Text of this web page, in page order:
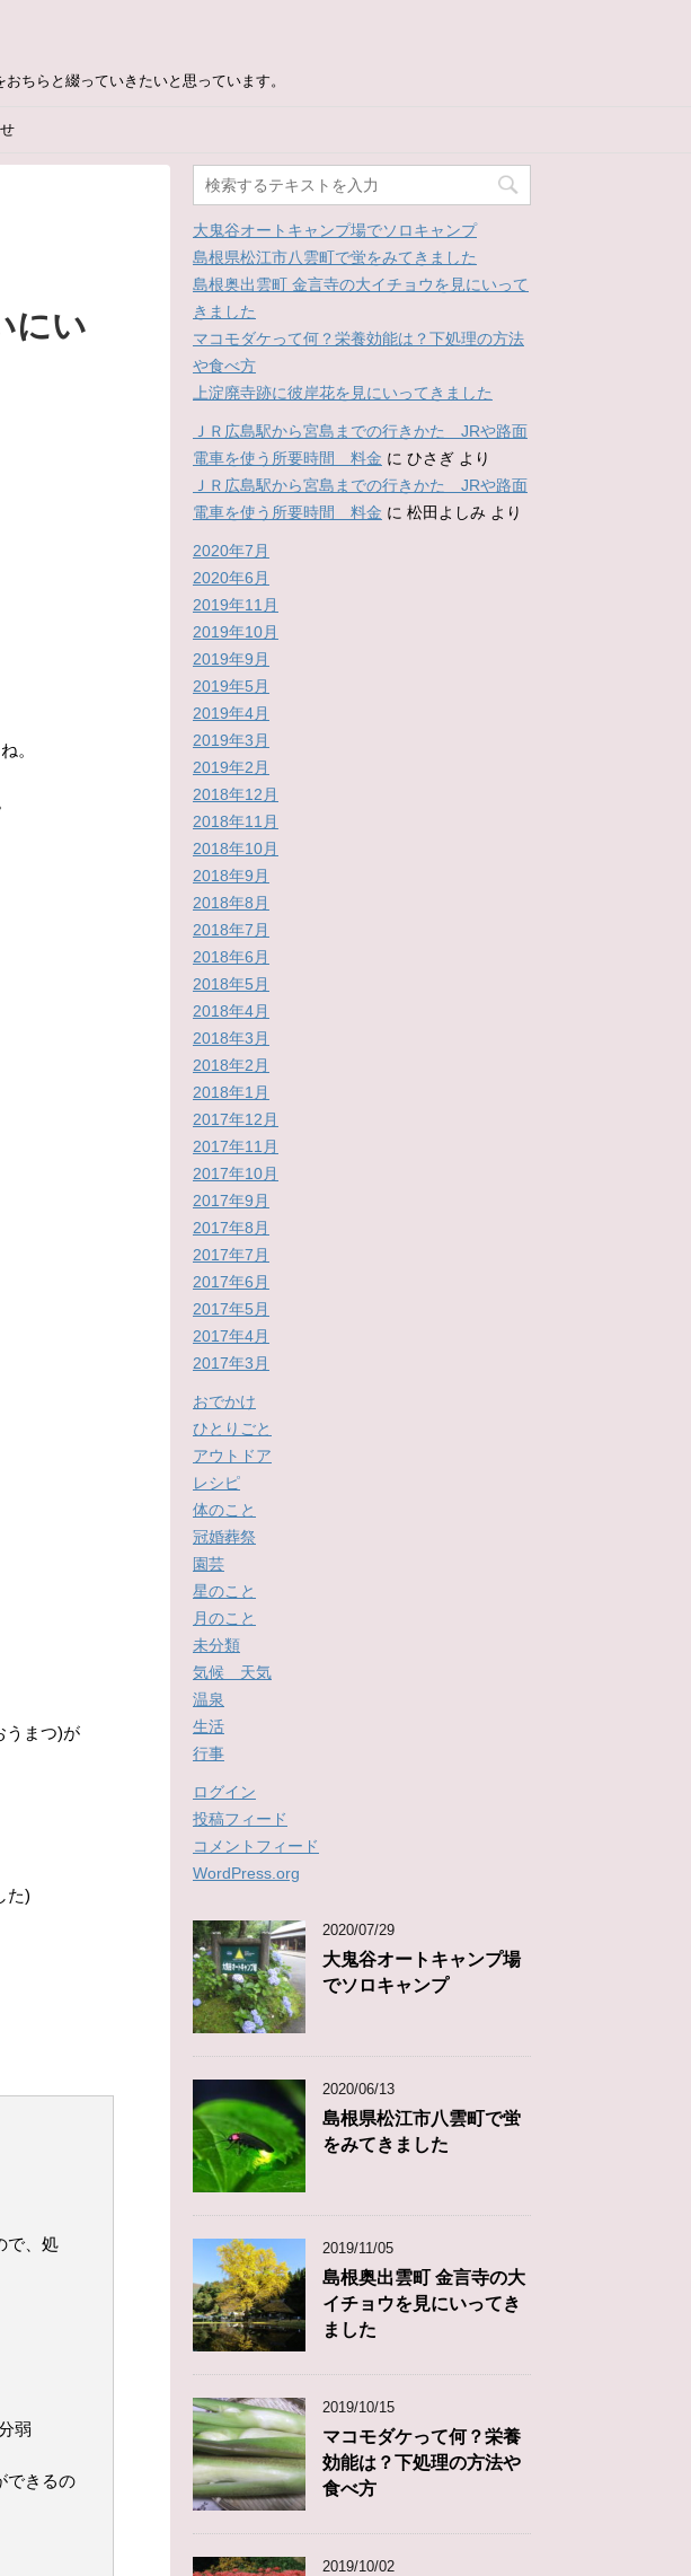
ちらと綴っていきたいと思っています。
にい
。
うまつ)が
た)
で、処
弱
できるの
大鬼谷オートキャンプ場でソロキャンプ
島根県松江市八雲町で蛍をみてきました
島根奥出雲町 金言寺の大イチョウを見にいって
きました
マコモダケって何？栄養効能は？下処理の方法
や食べ方
上淀廃寺跡に彼岸花を見にいってきました
ＪＲ広島駅から宮島までの行きかた JRや路面
電車を使う所要時間 料金 に ひさぎ より
ＪＲ広島駅から宮島までの行きかた JRや路面
電車を使う所要時間 料金 に 松田よしみ より
2020年7月
2020年6月
2019年11月
2019年10月
2019年9月
2019年5月
2019年4月
2019年3月
2019年2月
2018年12月
2018年11月
2018年10月
2018年9月
2018年8月
2018年7月
2018年6月
2018年5月
2018年4月
2018年3月
2018年2月
2018年1月
2017年12月
2017年11月
2017年10月
2017年9月
2017年8月
2017年7月
2017年6月
2017年5月
2017年4月
2017年3月
おでかけ
ひとりごと
アウトドア
レシピ
体のこと
冠婚葬祭
園芸
星のこと
月のこと
未分類
気候 天気
温泉
生活
行事
ログイン
投稿フィード
コメントフィード
WordPress.org
2020/07/29
大鬼谷オートキャンプ場
でソロキャンプ
2020/06/13
島根県松江市八雲町で蛍
をみてきました
2019/11/05
島根奥出雲町 金言寺の大
イチョウを見にいってき
ました
2019/10/15
マコモダケって何？栄養
効能は？下処理の方法や
食べ方
2019/10/02